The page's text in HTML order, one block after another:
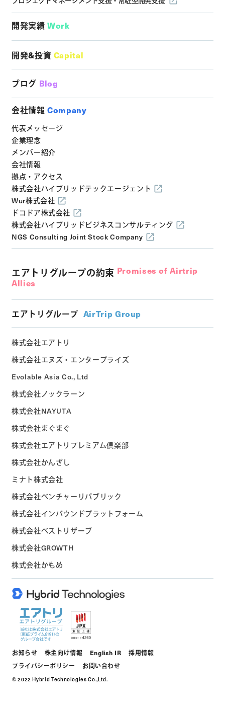
開発実績 Work
開発&投資 Capital
ブログ Blog
会社情報 Company
代表メッセージ
企業理念
メンバー紹介
会社情報
拠点・アクセス
株式会社ハイブリッドテックエージェント
Wur株式会社
ドコドア株式会社
株式会社ハイブリッドビジネスコンサルティング
NGS Consulting Joint Stock Company
エアトリグループの約束 Promises of Airtrip
Allies
エアトリグループ AirTrip Group
株式会社エアトリ
株式会社エヌズ・エンタープライズ
Evolable Asia Co., Ltd
株式会社ノックラーン
株式会社NAYUTA
株式会社まぐまぐ
株式会社エアトリプレミアム倶楽部
株式会社かんざし
ミナト株式会社
株式会社ベンチャーリパブリック
株式会社インバウンドプラットフォーム
株式会社ベストリザーブ
株式会社GROWTH
株式会社かもめ
お知らせ 株主向け情報 English IR
採用情報
プライバシーポリシー
お問い合わせ
© 2022 Hybrid Technologies Co.,Ltd.